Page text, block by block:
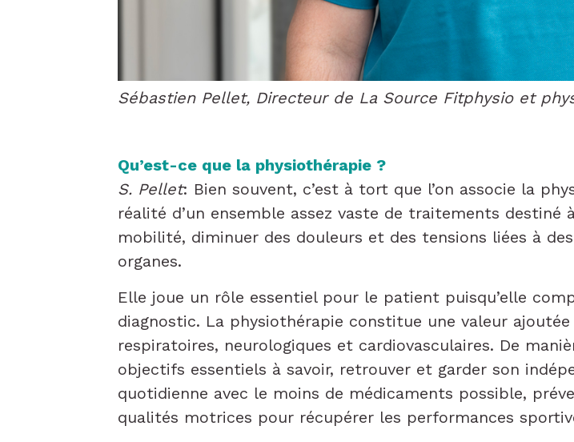
Sébastien Pellet, Directeur de La Source Fitphysio et
Qu’est-ce que la physiothérapie ?
S. Pellet: Bien souvent, c’est à tort que l’on associe la
réalité d’un ensemble assez vaste de traitements
mobilité, diminuer des douleurs et des tensions liées à
organes.
Elle joue un rôle essentiel pour le patient puisqu’elle
diagnostic. La physiothérapie constitue une valeur
respiratoires, neurologiques et cardiovasculaires. De
objectifs essentiels à savoir, retrouver et garder son
quotidienne avec le moins de médicaments possible,
qualités motrices pour récupérer les performances